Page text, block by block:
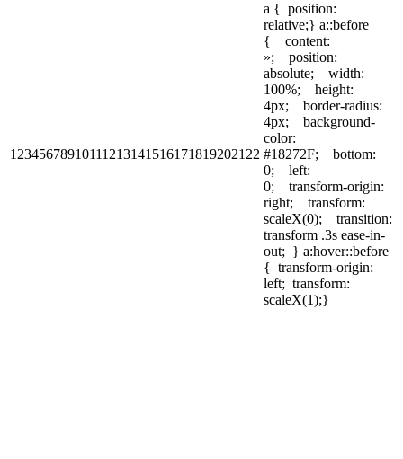
12345678910111213141516171819202122
a { position:
relative;} a::before
{ content:
»; position:
absolute; width:
100%; height:
4px; border-radius:
4px; background-
color:
#18272F; bottom:
0; left:
0; transform-origin:
right; transform:
scaleX(0); transition:
transform .3s ease-in-
out; } a:hover::before
{ transform-origin:
left; transform:
scaleX(1);}